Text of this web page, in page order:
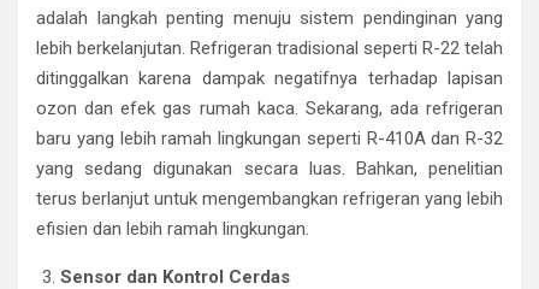
adalah langkah penting menuju sistem pendinginan yang
lebih berkelanjutan. Refrigeran tradisional seperti R-22 telah
ditinggalkan karena dampak negatifnya terhadap lapisan
ozon dan efek gas rumah kaca. Sekarang, ada refrigeran
baru yang lebih ramah lingkungan seperti R-410A dan R-32
yang sedang digunakan secara luas. Bahkan, penelitian
terus berlanjut untuk mengembangkan refrigeran yang lebih
efisien dan lebih ramah lingkungan.
Sensor dan Kontrol Cerdas